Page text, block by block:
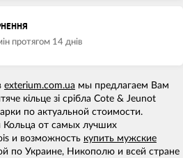
протягом 14 днів
exterium.com.ua мы предлагаем Вам
кільце зі срібла Cote & Jeunot
по актуальной стоимости.
Кольца от самых лучших
и возможность купить мужские
по Украине, Никополю и всей стране